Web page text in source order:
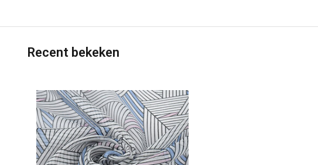
Recent bekeken